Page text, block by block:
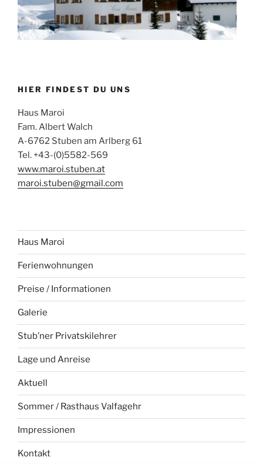
HIER FINDEST DU UNS
Haus Maroi
Fam. Albert Walch
A-6762 Stuben am Arlberg 61
Tel. +43-(0)5582-569
www.maroi.stuben.at
maroi.stuben@gmail.com
Haus Maroi
Ferienwohnungen
Preise / Informationen
Galerie
Stub’ner Privatskilehrer
Lage und Anreise
Aktuell
Sommer / Rasthaus Valfagehr
Impressionen
Kontakt